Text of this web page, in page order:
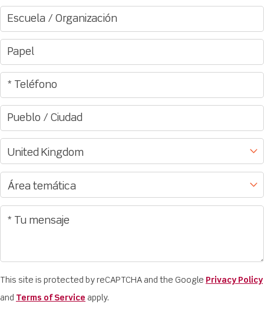
This site is protected by reCAPTCHA and the Google Privacy Policy
and Terms of Service apply.